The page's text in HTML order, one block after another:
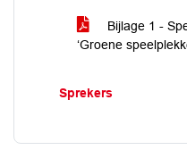
Bijlage 1 -
‘Groene
Sprekers